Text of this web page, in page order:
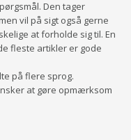
Den tager
vil på sigt også gerne
at forholde sig til. En
fleste artikler er gode
på flere sprog.
at gøre opmærksom